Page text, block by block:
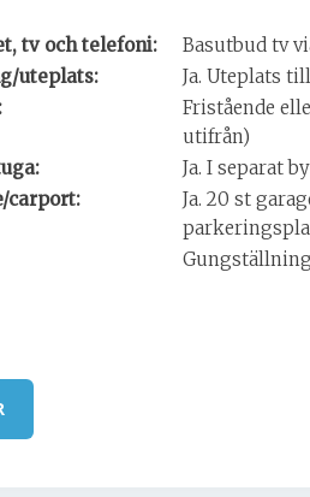
tv och telefoni:
Basutbud tv
uteplats:
Ja. Uteplats
Fristående
utifrån)
Ja. I separat
carport:
Ja. 20 st